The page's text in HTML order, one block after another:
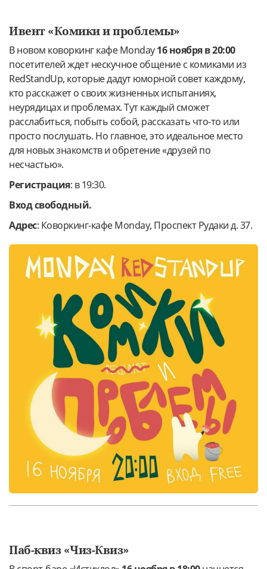
Ивент «Комики и проблемы»
В новом коворкинг кафе Monday16 ноября в 20:00
посетителей ждет нескучное общение с комиками из
RedStandUp, которые дадут юморной совет каждому,
кто расскажет о своих жизненных испытаниях,
неурядицах и проблемах. Тут каждый сможет
расслабиться, побыть собой, рассказать что-то или
просто послушать. Но главное, это идеальное место
для новых знакомств и обретение «друзей по
несчастью».
Регистрация: в 19:30.
Вход свободный.
Адрес: Коворкинг-кафе Monday, Проспект Рудаки д. 37.
Паб-квиз «Чиз-Квиз»